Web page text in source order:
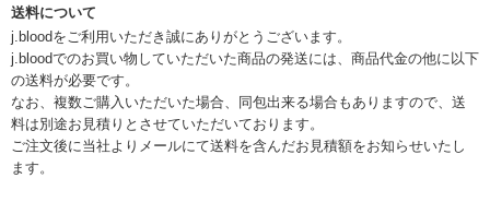
送料について
j.bloodをご利用いただき誠にありがとうございます。
j.bloodでのお買い物していただいた商品の発送には、商品代金の他に以下
の送料が必要です。
なお、複数ご購入いただいた場合、同包出来る場合もありますので、送
料は別途お見積りとさせていただいております。
ご注文後に当社よりメールにて送料を含んだお見積額をお知らせいたし
ます。